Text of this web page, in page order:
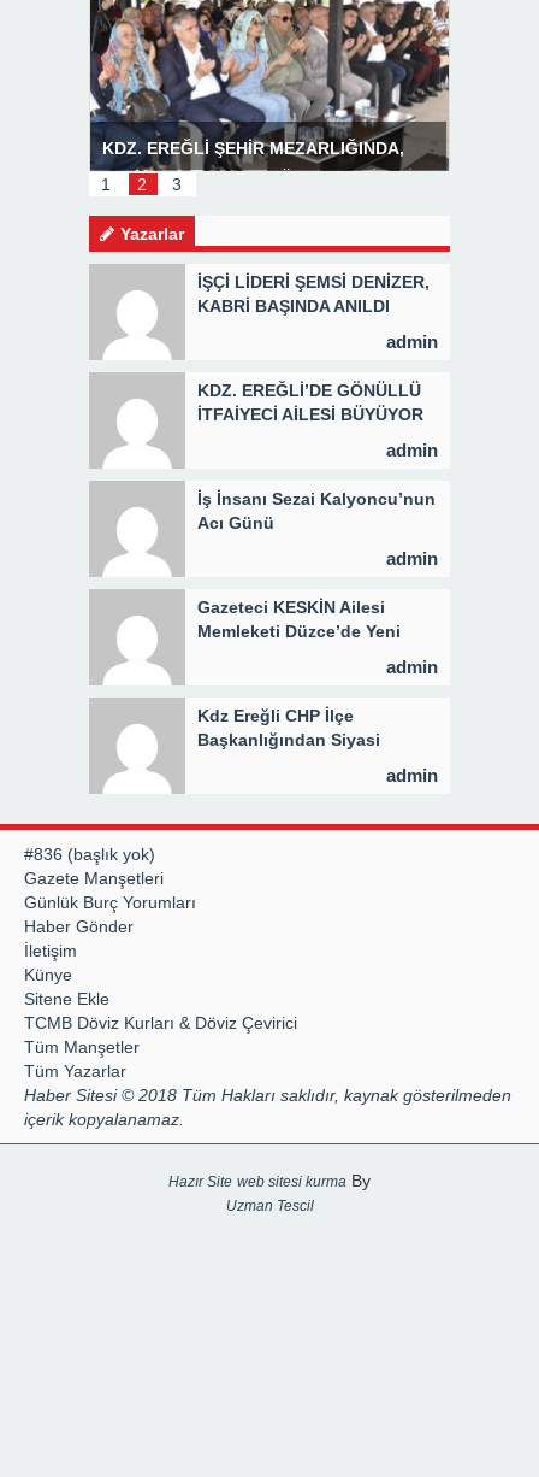
KDZ. EREĞLİ ŞEHİR MEZARLIĞINDA,
MEVLİD PROGRAMI DÜZENLENDİ 3 BİN
1
2 3
Yazarlar
İŞÇİ LİDERİ ŞEMSİ DENİZER,
KABRİ BAŞINDA ANILDI
admin
KDZ. EREĞLİ’DE GÖNÜLLÜ
İTFAİYECİ AİLESİ BÜYÜYOR
admin
İş İnsanı Sezai Kalyoncu’nun
Acı Günü
admin
Gazeteci KESKİN Ailesi
Memleketi Düzce’de Yeni
admin
Kdz Ereğli CHP İlçe
Başkanlığından Siyasi
admin
#836 (başlık yok)
Gazete Manşetleri
Günlük Burç Yorumları
Haber Gönder
İletişim
Künye
Sitene Ekle
TCMB Döviz Kurları & Döviz Çevirici
Tüm Manşetler
Tüm Yazarlar
Haber Sitesi © 2018 Tüm Hakları saklıdır, kaynak gösterilmeden
içerik kopyalanamaz.
Hazır Site web sitesi kurma By
Uzman Tescil